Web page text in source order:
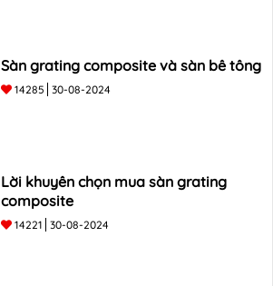
Sàn grating composite và sàn bê tông
14285 30-08-2024
Lời khuyên chọn mua sàn grating
composite
14221 30-08-2024